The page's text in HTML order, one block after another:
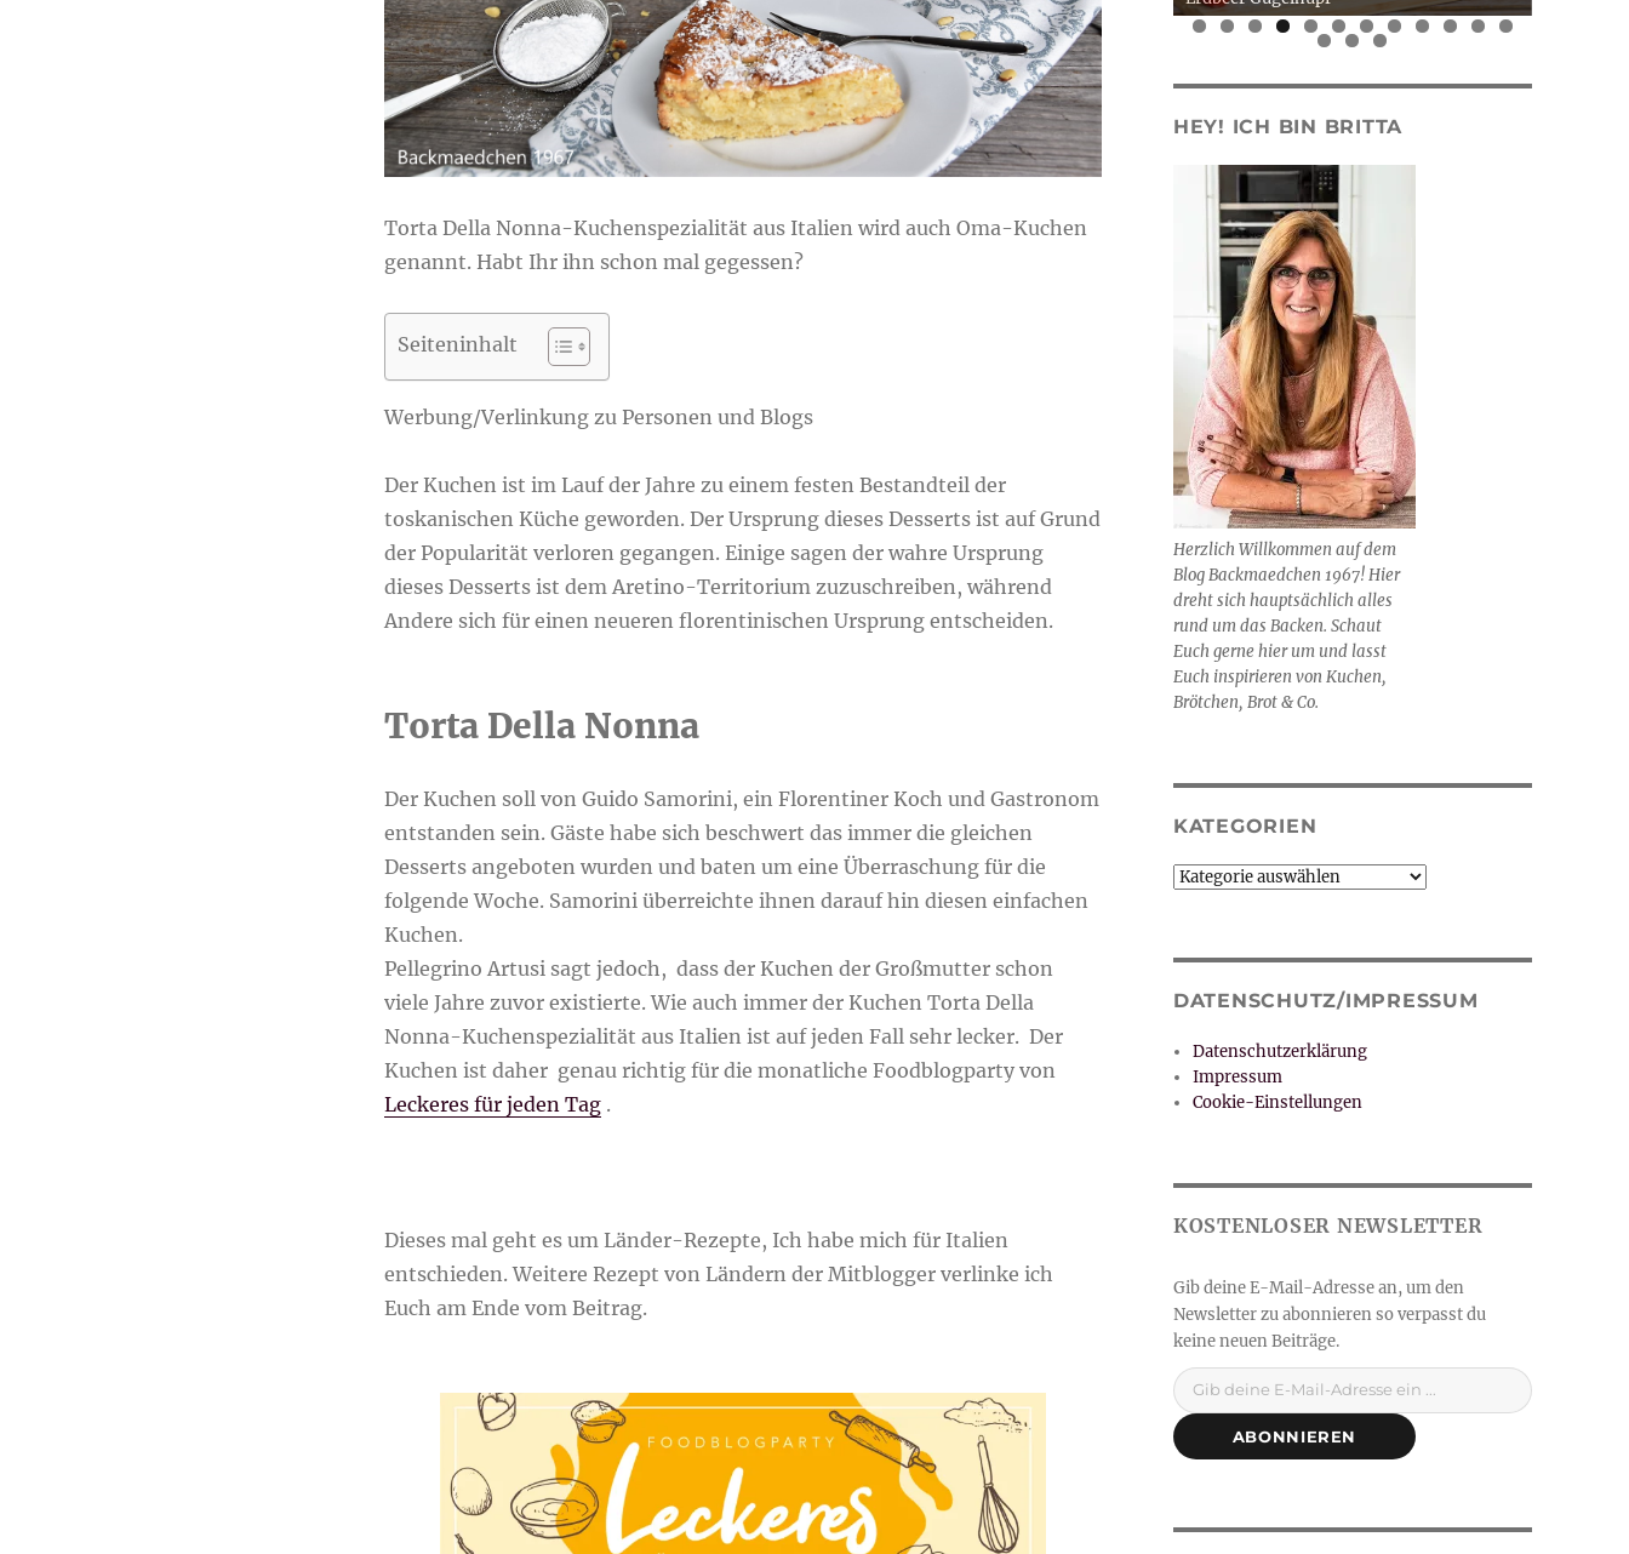
Torta Della Nonna-Kuchenspezialität aus Italien wird auch Oma-Kuchen
genannt. Habt Ihr ihn schon mal gegessen?
Seiteninhalt
Werbung/Verlinkung zu Personen und Blogs
Der Kuchen ist im Lauf der Jahre zu einem festen Bestandteil der
toskanischen Küche geworden. Der Ursprung dieses Desserts ist auf Grund
der Popularität verloren gegangen. Einige sagen der wahre Ursprung
dieses Desserts ist dem Aretino-Territorium zuzuschreiben, während
Andere sich für einen neueren florentinischen Ursprung entscheiden.
Torta Della Nonna
Der Kuchen soll von Guido Samorini, ein Florentiner Koch und Gastronom
entstanden sein. Gäste habe sich beschwert das immer die gleichen
Desserts angeboten wurden und baten um eine Überraschung für die
folgende Woche. Samorini überreichte ihnen darauf hin diesen einfachen
Kuchen.
Pellegrino Artusi sagt jedoch, dass der Kuchen der Großmutter schon
viele Jahre zuvor existierte. Wie auch immer der Kuchen Torta Della
Nonna-Kuchenspezialität aus Italien ist auf jeden Fall sehr lecker. Der
Kuchen ist daher genau richtig für die monatliche Foodblogparty von
Leckeres für jeden Tag.
Dieses mal geht es um Länder-Rezepte, Ich habe mich für Italien
entschieden. Weitere Rezept von Ländern der Mitblogger verlinke ich
Euch am Ende vom Beitrag.
0
1 2
3 4 5
HEY! ICH BIN BRITTA
Herzlich Willkommen auf dem
Blog Backmaedchen 1967! Hier
dreht sich hauptsächlich alles
rund um das Backen. Schaut
Euch gerne hier um und lasst
Euch inspirieren von Kuchen,
Brötchen, Brot & Co.
KATEGORIEN
Kategorien
DATENSCHUTZ/IMPRESSUM
Datenschutzerklärung
Impressum
Cookie-Einstellungen
Gib deine E-Mail-Adresse ein ...
ABONNIEREN